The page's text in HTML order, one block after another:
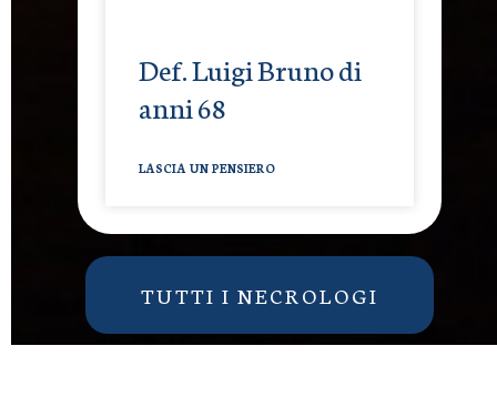
Def. Luigi Bruno di
anni 68
LASCIA UN PENSIERO
TUTTI I NECROLOGI